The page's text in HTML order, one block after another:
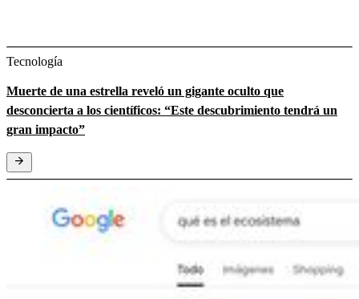
Tecnología
Muerte de una estrella reveló un gigante oculto que
desconcierta a los científicos: “Este descubrimiento tendrá un
gran impacto”